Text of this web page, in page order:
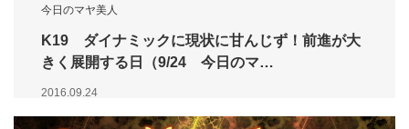
今日のマヤ美人
K19 ダイナミックに現状に甘んじず！前進が大
きく展開する日（9/24 今日のマ…
2016.09.24